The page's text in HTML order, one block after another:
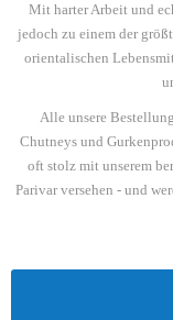
Mit harter Arbeit und
jedoch zu einem der
orientalischen
Alle unsere
Chutneys und
oft stolz mit unserem
Parivar versehen - und